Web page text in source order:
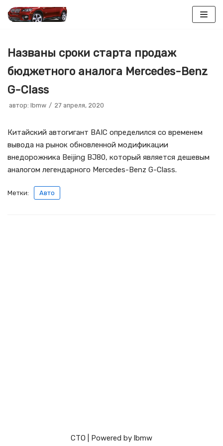
содержимому
Названы сроки старта продаж
бюджетного аналога Mercedes-Benz
G-Class
автор: lbmw 27 апреля, 2020
Китайский автогигант BAIC определился со временем
вывода на рынок обновленной модификации
внедорожника Beijing BJ80, который является дешевым
аналогом легендарного Mercedes-Benz G-Class.
Метки: Авто
СТО | Powered by lbmw